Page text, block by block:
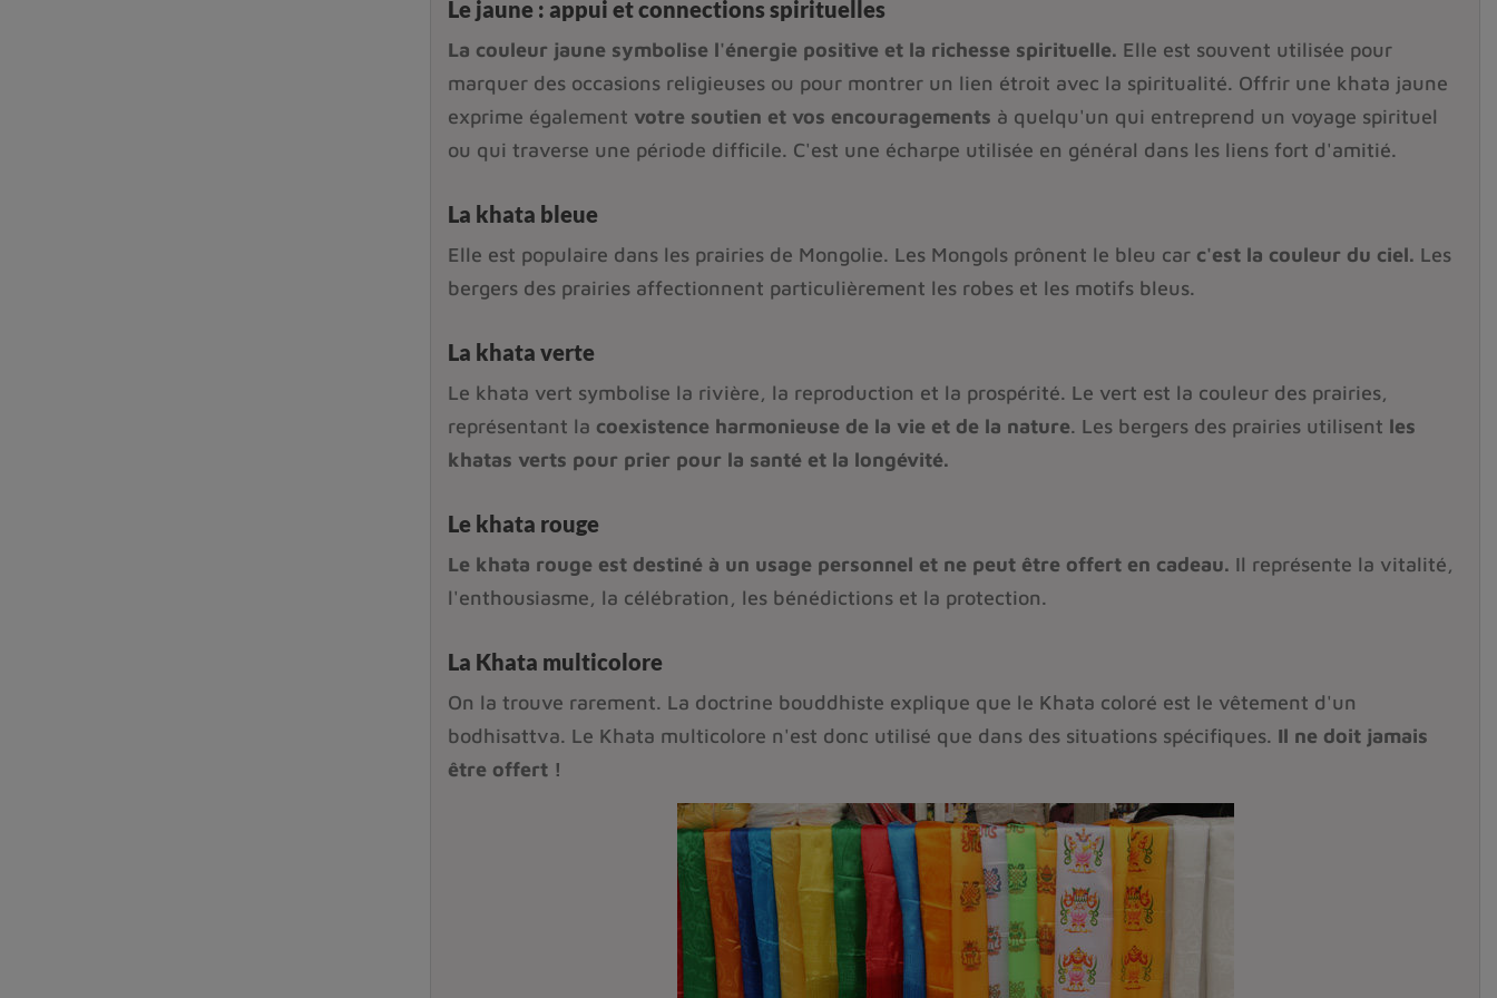
Le jaune : appui et connections spirituelles
La couleur jaune symbolise l'énergie positive et la richesse spirituelle. Elle est souvent utilisée pour
marquer des occasions religieuses ou pour montrer un lien étroit avec la spiritualité. Offrir une khata jaune
exprime également votre soutien et vos encouragements à quelqu'un qui entreprend un voyage spirituel
ou qui traverse une période difficile. C'est une écharpe utilisée en général dans les liens fort d'amitié.
La khata bleue
Elle est populaire dans les prairies de Mongolie. Les Mongols prônent le bleu carc'est la couleur du ciel. Les
bergers des prairies affectionnent particulièrement les robes et les motifs bleus.
La khata verte
Le khata vert symbolise la rivière, la reproduction et la prospérité. Le vert est la couleur des prairies,
représentant la coexistence harmonieuse de la vie et de la nature. Les bergers des prairies utilisent les
khatas verts pour prier pour la santé et la longévité.
Le khata rouge
Le khata rouge est destiné à un usage personnel et ne peut être offert en cadeau. Il représente la vitalité,
l'enthousiasme, la célébration, les bénédictions et la protection.
La Khata multicolore
On la trouve rarement. La doctrine bouddhiste explique que le Khata coloré est le vêtement d'un
bodhisattva. Le Khata multicolore n'est donc utilisé que dans des situations spécifiques. Il ne doit jamais
être offert !